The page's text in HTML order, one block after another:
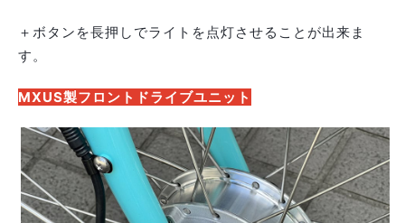
＋ボタンを長押しでライトを点灯させることが出来ま
す。
MXUS製フロントドライブユニット